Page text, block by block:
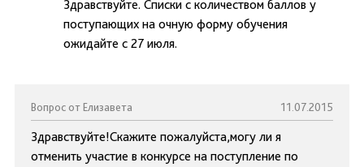
Здравствуйте. Списки с количеством баллов у
поступающих на очную форму обучения
ожидайте с 27 июля.
Вопрос от Елизавета 11.07.2015
Здравствуйте!Скажите пожалуйста,могу ли я
отменить участие в конкурсе на поступление по